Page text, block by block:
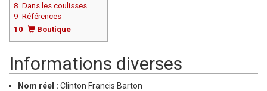
8 Dans les coulisses
9 Références
10
Boutique
Informations diverses
Nom réel : Clinton Francis Barton